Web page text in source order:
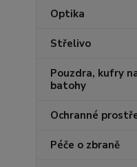
Optika
Střelivo
Pouzdra, kufry
batohy
Ochranné
Péče o zbraně